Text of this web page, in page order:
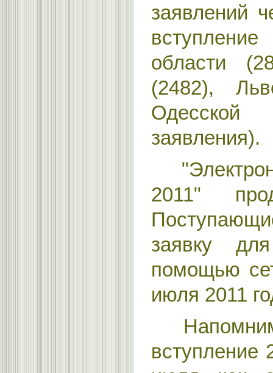
заявлений
области
(2482),
Одесской
заявления).
2011"
заявку
помощью
июля 2011
вступление